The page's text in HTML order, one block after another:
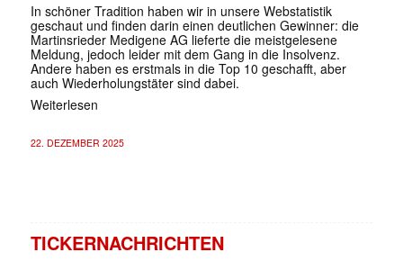
In schöner Tradition haben wir in unsere Webstatistik
geschaut und finden darin einen deutlichen Gewinner: die
Martinsrieder Medigene AG lieferte die meistgelesene
Meldung, jedoch leider mit dem Gang in die Insolvenz.
Andere haben es erstmals in die Top 10 geschafft, aber
auch Wiederholungstäter sind dabei.
Weiterlesen
22. DEZEMBER 2025
TICKERNACHRICHTEN